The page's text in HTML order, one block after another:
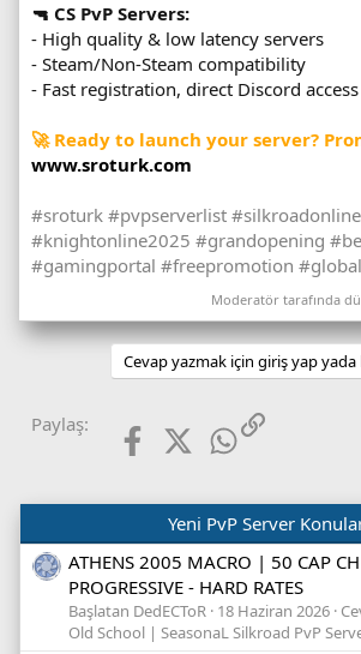
🔫 CS PvP Servers:
- High quality & low latency servers
- Steam/Non-Steam compatibility
- Fast registration, direct Discord access
🚀 Ready to launch your server?
www.sroturk.com
#sroturk #pvpserverlist
#knightonline2025 #grandopening
#gamingportal #freepromotion
Moderatör tarafında
Cevap yazmak için giriş yap yada
Paylaş: FacebookX (Twitter)WhatsApp
Link
Yeni PvP Server
ATHENS 2005 MACRO | 50 CAP
PROGRESSIVE - HARD RATES
Başlatan DedECToR 18 Haziran 2026
Old School | SeasonaL Silkroad PvP